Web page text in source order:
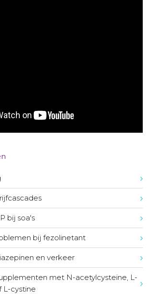
bij soa's
bij fezolinetant
en verkeer
met N-acetylcysteïne, L-
L-cystine